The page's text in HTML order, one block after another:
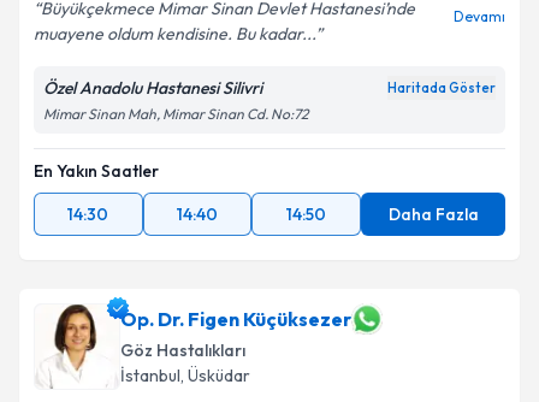
Büyükçekmece Mimar Sinan Devlet Hastanesi’nde
muayene oldum kendisine. Bu kadar...
Devamı
Özel Anadolu Hastanesi Silivri Haritada Göster
Mimar Sinan Mah, Mimar Sinan Cd. No:72
En Yakın Saatler
14:30
14:40 14:50 Daha Fazla
Op. Dr. Figen Küçüksezer
Göz Hastalıkları
İstanbul, Üsküdar